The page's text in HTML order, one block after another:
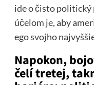
ide o čisto
účelom je, aby
ego svojho
Napokon,
čelí tretej,